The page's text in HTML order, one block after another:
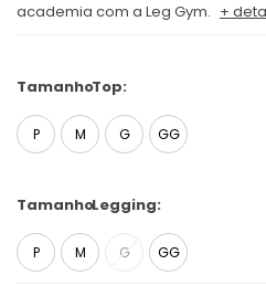
academia com a Leg Gym. +
Top:
Tamanho
P M G GG
Legging:
Tamanho
P M G GG